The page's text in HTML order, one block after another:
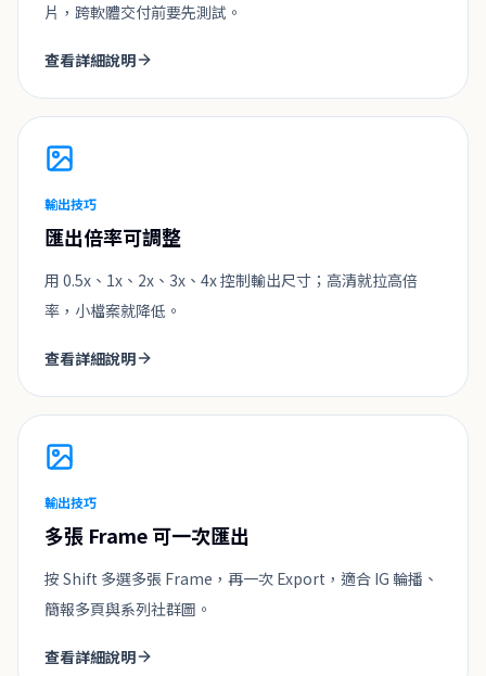
片，跨軟體交付前要先測試。
查看詳細說明
輸出技巧
匯出倍率可調整
用 0.5x、1x、2x、3x、4x 控制輸出尺寸；高清就拉高倍
率，小檔案就降低。
查看詳細說明
輸出技巧
多張 Frame 可一次匯出
按 Shift 多選多張 Frame，再一次 Export，適合 IG 輪播、
簡報多頁與系列社群圖。
查看詳細說明